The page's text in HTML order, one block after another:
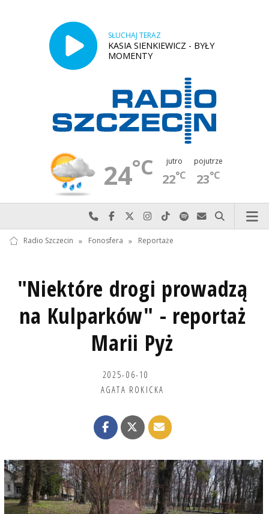
SŁUCHAJ TERAZ
KASIA SIENKIEWICZ - BYŁY
MOMENTY
24°C jutro
22°C
pojutrze
23°C
Najlepiej po prostu do nas zadzwoń
Odwiedź nas na Facebook-u
Odwiedź nas na X
Odwiedź nas na Instagram-ie
Odwiedź nas na TikTok-u
Szukaj nas na Spotify
Wyślij do nas
Szukaj
Radio Szczecin » Fonosfera » Reportaże
"Niektóre drogi prowadzą
na Kulparków" - reportaż
Marii Pyż
2025-06-10
AGATA ROKICKA